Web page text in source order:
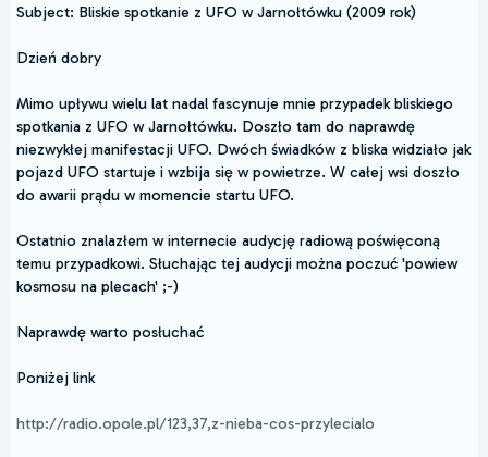
Subject: Bliskie spotkanie z UFO w Jarnołtówku (2009 rok)
Dzień dobry
Mimo upływu wielu lat nadal fascynuje mnie przypadek bliskiego
spotkania z UFO w Jarnołtówku. Doszło tam do naprawdę
niezwykłej manifestacji UFO. Dwóch świadków z bliska widziało jak
pojazd UFO startuje i wzbija się w powietrze. W całej wsi doszło
do awarii prądu w momencie startu UFO.
Ostatnio znalazłem w internecie audycję radiową poświęconą
temu przypadkowi. Słuchając tej audycji można poczuć 'powiew
kosmosu na plecach' ;-)
Naprawdę warto posłuchać
Poniżej link
http://radio.opole.pl/123,37,z-nieba-cos-przylecialo